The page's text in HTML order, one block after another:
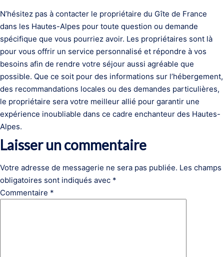
N’hésitez pas à contacter le propriétaire du Gîte de France
dans les Hautes-Alpes pour toute question ou demande
spécifique que vous pourriez avoir. Les propriétaires sont là
pour vous offrir un service personnalisé et répondre à vos
besoins afin de rendre votre séjour aussi agréable que
possible. Que ce soit pour des informations sur l’hébergement,
des recommandations locales ou des demandes particulières,
le propriétaire sera votre meilleur allié pour garantir une
expérience inoubliable dans ce cadre enchanteur des Hautes-
Alpes.
Laisser un commentaire
Votre adresse de messagerie ne sera pas publiée. Les champs
obligatoires sont indiqués avec *
Commentaire *